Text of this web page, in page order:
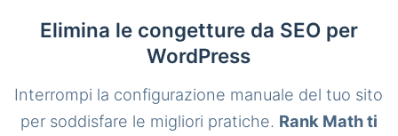
Elimina le congetture da SEO per
WordPress
Interrompi la configurazione manuale del tuo sito
per soddisfare le migliori pratiche. Rank Math ti